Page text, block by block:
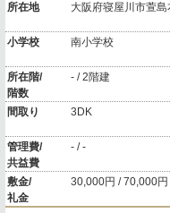
所在地 大阪府寝屋川市萱島
小学校
南小学校
所在階/
階数
- / 2階建
間取り 3DK
管理費/
共益費
- / -
敷金/
礼金
30,000円 / 70,000円